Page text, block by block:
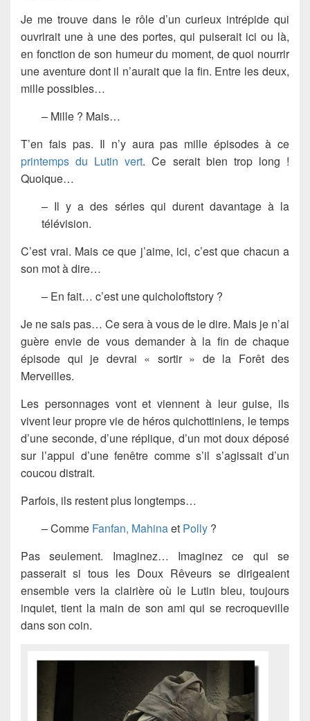
Je me trouve dans le rôle d’un curieux intrépide qui
ouvrirait une à une des portes, qui puiserait ici ou là,
en fonction de son humeur du moment, de quoi nourrir
une aventure dont il n’aurait que la fin. Entre les deux,
mille possibles…
– Mille ? Mais…
T’en fais pas. Il n’y aura pas mille épisodes à ce
printemps du Lutin vert. Ce serait bien trop long !
Quoique…
– Il y a des séries qui durent davantage à la
télévision.
C’est vrai. Mais ce que j’aime, ici, c’est que chacun a
son mot à dire…
– En fait… c’est une quicholoftstory ?
Je ne sais pas… Ce sera à vous de le dire. Mais je n’ai
guère envie de vous demander à la fin de chaque
épisode qui je devrai « sortir » de la Forêt des
Merveilles.
Les personnages vont et viennent à leur guise, ils
vivent leur propre vie de héros quichottiniens, le temps
d’une seconde, d’une réplique, d’un mot doux déposé
sur l’appui d’une fenêtre comme s’il s’agissait d’un
coucou distrait.
Parfois, ils restent plus longtemps…
– Comme Fanfan, Mahinaet Polly ?
Pas seulement. Imaginez… Imaginez ce qui se
passerait si tous les Doux Rêveurs se dirigeaient
ensemble vers la clairière où le Lutin bleu, toujours
inquiet, tient la main de son ami qui se recroqueville
dans son coin.